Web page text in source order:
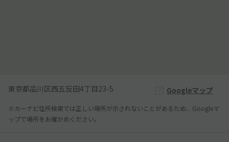
東京都品川区西五反田4丁目23-5 Googleマップ
※カーナビ住所検索では正しい場所が示されないことがあるため、Googleマ
ップで場所をお確かめください。